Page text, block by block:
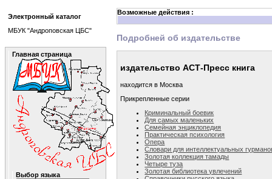
Возможные действия :
Подробней об издательстве
издательство АСТ-Пресс книга
находится в Москва
Прикрепленные серии
Криминальный боевик
Для самых маленьких
Семейная энциклопедия
Практическая психология
Опера
Словари для интеллектуальных
Золотая коллекция тамады
Четыре туза
Золотая библиотека увлечений
Электронный каталог
МБУК "Андроповская ЦБС"
Главная страница
Выбор языка